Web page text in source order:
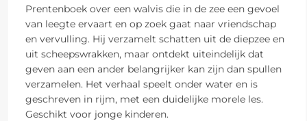
Prentenboek over een walvis die in de zee een gevoel
van leegte ervaart en op zoek gaat naar vriendschap
en vervulling. Hij verzamelt schatten uit de diepzee en
uit scheepswrakken, maar ontdekt uiteindelijk dat
geven aan een ander belangrijker kan zijn dan spullen
verzamelen. Het verhaal speelt onder water en is
geschreven in rijm, met een duidelijke morele les.
Geschikt voor jonge kinderen.